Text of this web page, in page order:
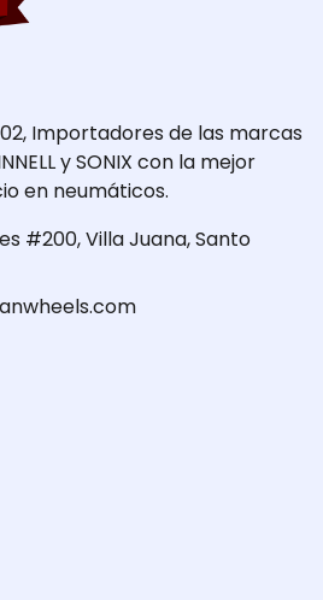
Importadores de las marcas
y SONIX con la mejor
en neumáticos.
#200, Villa Juana, Santo